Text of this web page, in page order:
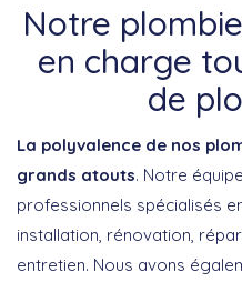
Notre
en charge
de
La polyvalence de nos
grands atouts. Notre
professionnels spécialisés
installation, rénovation,
entretien. Nous avons